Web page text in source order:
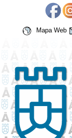
Mapa Web